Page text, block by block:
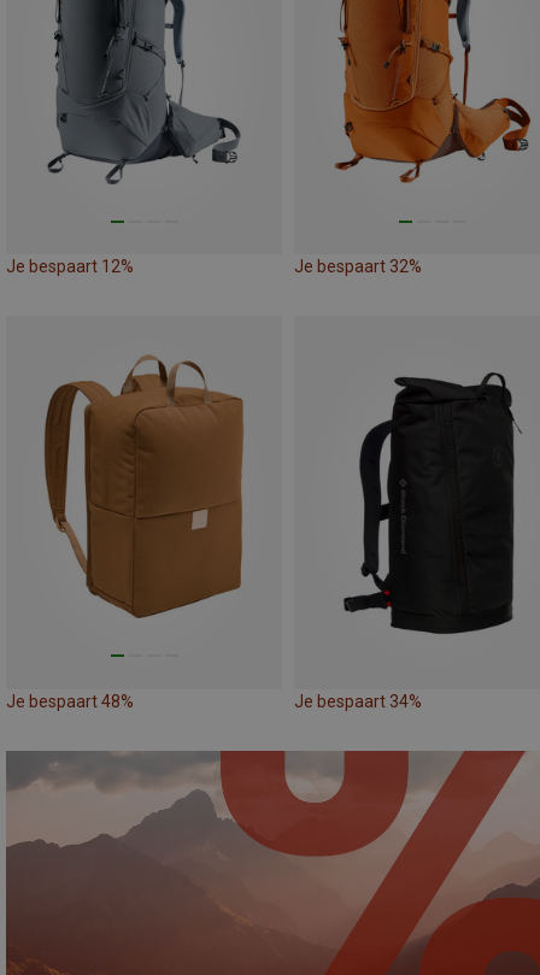
Je bespaart 12% Je bespaart 32%
Je bespaart 48% Je bespaart 34%